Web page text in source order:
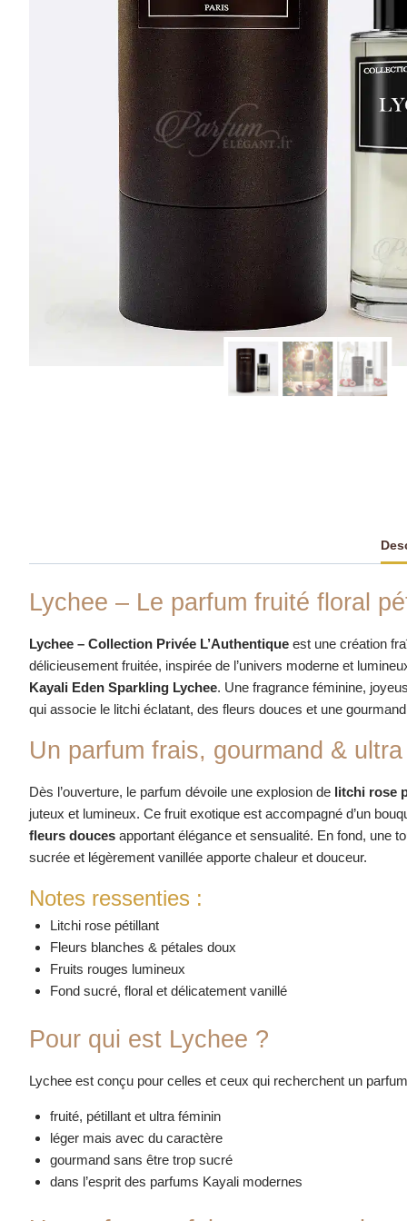
Lychee – Le parfum fruité floral
Lychee – Collection Privée L’Authentique est une création
délicieusement fruitée, inspirée de l’univers moderne et
Kayali Eden Sparkling Lychee. Une fragrance féminine,
qui associe le litchi éclatant, des fleurs douces et une
Un parfum frais, gourmand &
Dès l’ouverture, le parfum dévoile une explosion de litchi rose
juteux et lumineux. Ce fruit exotique est accompagné d’un
fleurs douces apportant élégance et sensualité. En fond, une
sucrée et légèrement vanillée apporte chaleur et douceur.
Notes ressenties :
Litchi rose pétillant
Fleurs blanches & pétales doux
Fruits rouges lumineux
Fond sucré, floral et délicatement vanillé
Pour qui est Lychee ?
Lychee est conçu pour celles et ceux qui recherchent un
fruité, pétillant et ultra féminin
léger mais avec du caractère
gourmand sans être trop sucré
dans l’esprit des parfums Kayali modernes